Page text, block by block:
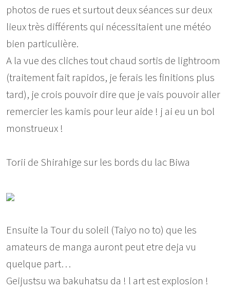
photos de rues et surtout deux séances sur deux
lieux très différents qui nécessitaient une météo
bien particulière.
A la vue des cliches tout chaud sortis de lightroom
(traitement fait rapidos, je ferais les finitions plus
tard), je crois pouvoir dire que je vais pouvoir aller
remercier les kamis pour leur aide ! j ai eu un bol
monstrueux !
Torii de Shirahige sur les bords du lac Biwa
Ensuite la Tour du soleil (Taiyo no to) que les
amateurs de manga auront peut etre deja vu
quelque part…
Geijustsu wa bakuhatsu da ! l art est explosion !